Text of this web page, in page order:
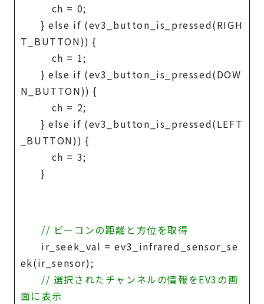
ch = 0;
} else if (ev3_button_is_pressed(RIGH
T_BUTTON)) {
ch = 1;
} else if (ev3_button_is_pressed(DOW
N_BUTTON)) {
ch = 2;
} else if (ev3_button_is_pressed(LEFT
_BUTTON)) {
ch = 3;
}
// ビーコンの距離と方位を取得
ir_seek_val = ev3_infrared_sensor_se
ek(ir_sensor);
// 選択されたチャンネルの情報をEV3の画
面に表示